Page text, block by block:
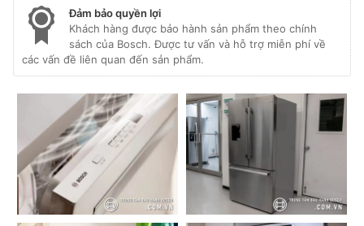
Đảm bảo quyền lợi
Khách hàng được bảo hành sản phẩm theo chính
sách của Bosch. Được tư vấn và hỗ trợ miễn phí về
các vấn đề liên quan đến sản phẩm.